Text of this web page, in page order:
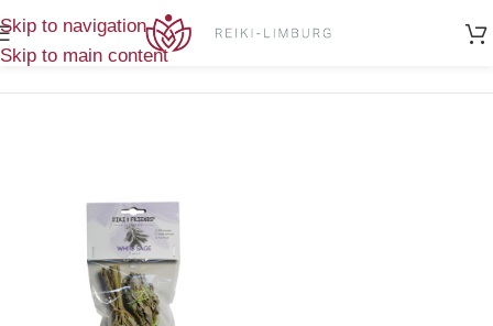
Skip to navigation
Skip to main content
Producten getagged “salie roosje”